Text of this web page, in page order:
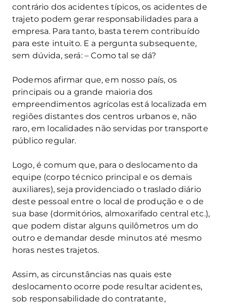
contrário dos acidentes típicos, os acidentes de
trajeto podem gerar responsabilidades para a
empresa. Para tanto, basta terem contribuído
para este intuito. E a pergunta subsequente,
sem dúvida, será: – Como tal se dá?
Podemos afirmar que, em nosso país, os
principais ou a grande maioria dos
empreendimentos agrícolas está localizada em
regiões distantes dos centros urbanos e, não
raro, em localidades não servidas por transporte
público regular.
Logo, é comum que, para o deslocamento da
equipe (corpo técnico principal e os demais
auxiliares), seja providenciado o traslado diário
deste pessoal entre o local de produção e o de
sua base (dormitórios, almoxarifado central etc.),
que podem distar alguns quilômetros um do
outro e demandar desde minutos até mesmo
horas nestes trajetos.
Assim, as circunstâncias nas quais este
deslocamento ocorre pode resultar acidentes,
sob responsabilidade do contratante,